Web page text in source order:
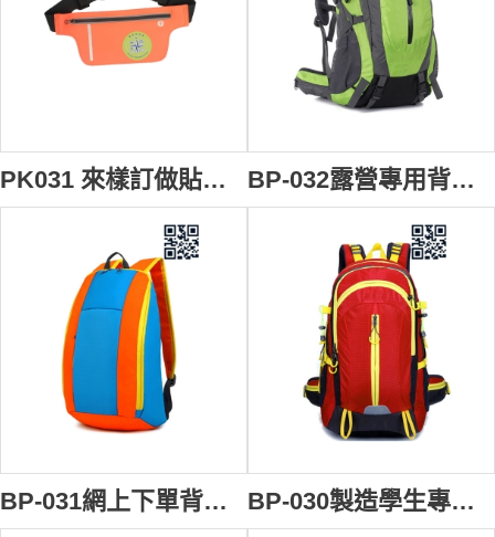
PK031 來樣訂做貼身腰包款式 製作運動腰包 文娛活動協會 設計腰包生產商 BP-032露營專用背包 野營用背囊 登山背包 登山背囊 背囊穿搭 背包製衣廠 防盜背囊女
BP-031網上下單背包書包 來樣訂造學生背包 電腦袋 香港 背囊哪裡買 背囊供應商 BP-030製造學生專用背包 個人設計時尚背囊 運動 戶外旅行 旅遊 度身訂造個性背包 背包製造商 多間隔背囊